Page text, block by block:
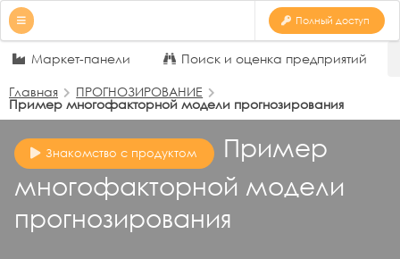
Полный доступ
Маркет-панели
Поиск и оценка предприятий
Главная
ПРОГНОЗИРОВАНИЕ
Пример многофакторной модели прогнозирования
Знакомство с продуктом
Пример
многофакторной модели
прогнозирования